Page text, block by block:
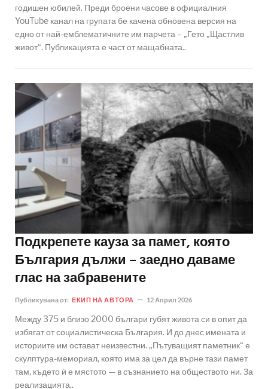
годишен юбилей. Преди броени часове в официалния
YouTube канал на групата бе качена обновена версия на
едно от най-емблематичните им парчета – „Гето „Щастлив
живот“. Публикацията е част от мащабната..
Подкрепете кауза за памет, която
България дължи – заедно даваме
глас на забравените
Публикувана от: ЕКИП НА АВТОРА 12 Април 2026
Между 375 и близо 2000 българи губят живота си в опит да
избягат от социалистическа България. И до днес имената и
историите им остават неизвестни. „Пътуващият паметник“ е
скулптура-мемориал, която има за цел да върне тази памет
там, където ѝ е мястото — в съзнанието на обществото ни. За
реализацията..